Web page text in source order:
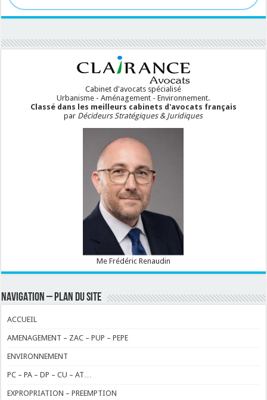
Cabinet d'avocats spécialisé
Urbanisme - Aménagement - Environnement.
Classé dans les meilleurs cabinets d'avocats français
par Décideurs Stratégiques & Juridiques
Me Frédéric Renaudin
NAVIGATION – PLAN DU SITE
ACCUEIL
AMENAGEMENT – ZAC – PUP – PEPE
ENVIRONNEMENT
PC – PA – DP – CU – AT…
EXPROPRIATION – PREEMPTION